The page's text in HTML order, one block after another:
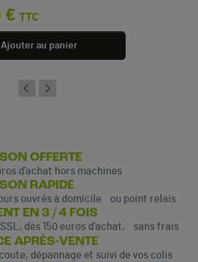
€ TTC
Ajouter au panier
OFFERTE
d’achat hors machines
RAPIDE
ouvrés à domicile ou point relais
EN 3 / 4 FOIS
dès 150 euros d’achat, sans frais
APRÈS-VENTE
dépannage et suivi de vos colis